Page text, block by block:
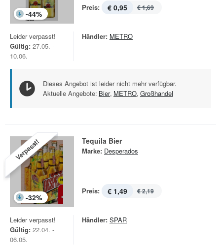
-44%
Preis: € 0,95 € 1,69
Leider verpasst!
Gültig: 27.05. -
10.06.
Händler: METRO
Dieses Angebot ist leider nicht mehr verfügbar.
Aktuelle Angebote: Bier, METRO, Großhandel
Verpasst!
-32%
Tequila Bier
Marke: Desperados
Preis: € 1,49 € 2,19
Leider verpasst!
Gültig: 22.04. -
06.05.
Händler: SPAR